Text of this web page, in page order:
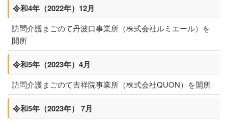
令和4年（2022年）12月
訪問介護まごのて丹波口事業所（株式会社ルミエール）を
開所
令和5年（2023年）4月
訪問介護まごのて吉祥院事業所（株式会社QUON）を開所
令和5年（2023年） 7月